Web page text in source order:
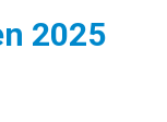
2025